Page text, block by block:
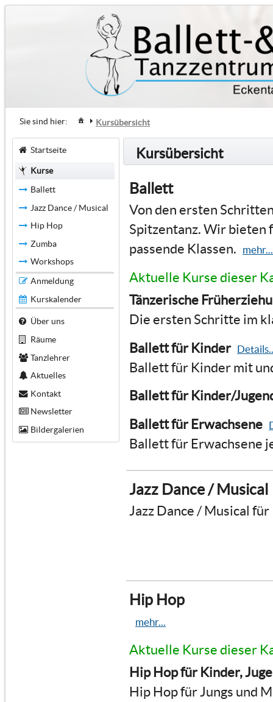
Sie sind hier: Kursübersicht
Startseite
Kurse
Ballett
Jazz Dance / Musical
Hip Hop
Zumba
Workshops
Anmeldung
Kurskalender
Über uns
Räume
Tanzlehrer
Aktuelles
Kontakt
Newsletter
Bildergalerien
Kursübersicht
Ballett
Von den ersten
Spitzentanz. Wir bieten
passende Klassen.
mehr...
Aktuelle Kurse dieser
Tänzerische
Die ersten Schritte im
Ballett für Kinder
Ballett für Kinder mit
Ballett für Kinder/
Ballett für Erwachsene
Ballett für Erwachsene
Jazz Dance / Musical
Jazz Dance / Musical
Hip Hop
mehr...
Aktuelle Kurse dieser
Hip Hop für Kinder,
Hip Hop für Jungs und